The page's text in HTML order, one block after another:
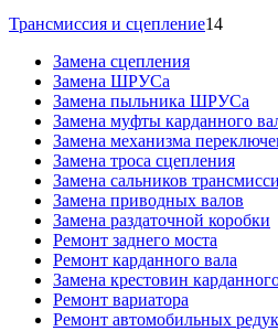
Трансмиссия и сцепление14
Замена сцепления
Замена ШРУСа
Замена пыльника ШРУСа
Замена муфты карданного
Замена механизма
Замена троса сцепления
Замена сальников
Замена приводных валов
Замена раздаточной коробки
Ремонт заднего моста
Ремонт карданного вала
Замена крестовин
Ремонт вариатора
Ремонт автомобильных